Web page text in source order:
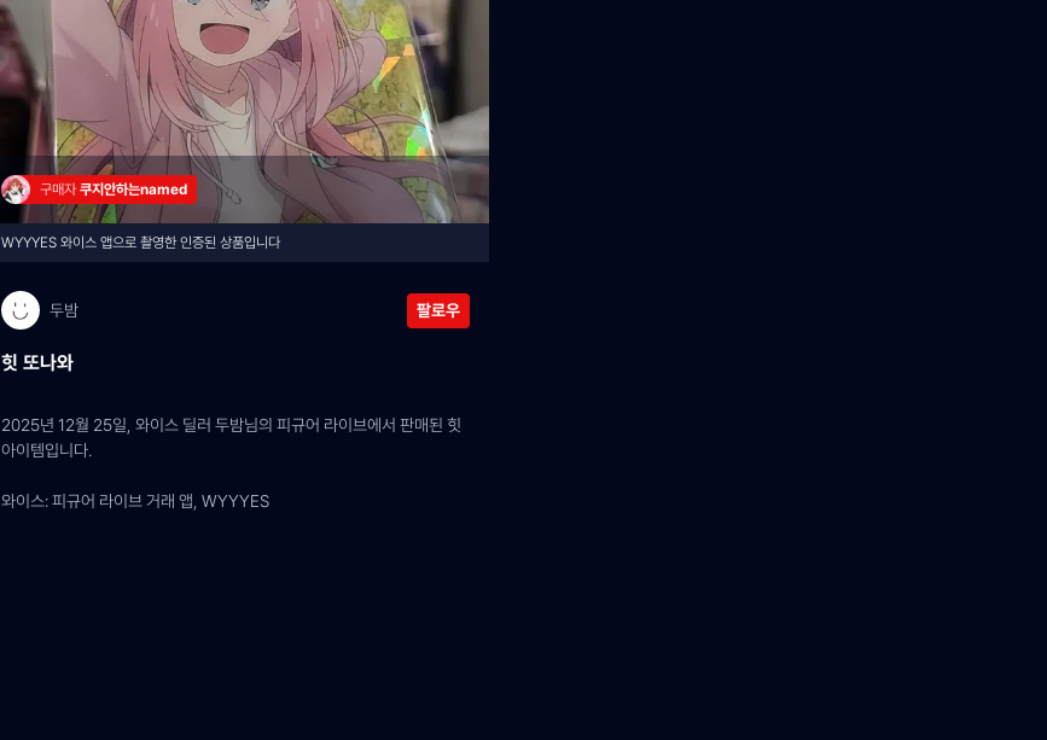
구매자 쿠지안하는named
WYYYES 와이스 앱으로 촬영한 인증된 상품입니다
두밤 팔로우
힛 또나와
2025년 12월 25일, 와이스 딜러 두밤님의 피규어 라이브에서 판매된 힛
아이템입니다.
와이스: 피규어 라이브 거래 앱, WYYYES